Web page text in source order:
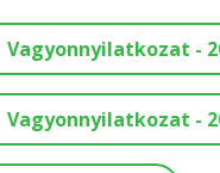
Vagyonnyilatkozat -
Vagyonnyilatkozat -